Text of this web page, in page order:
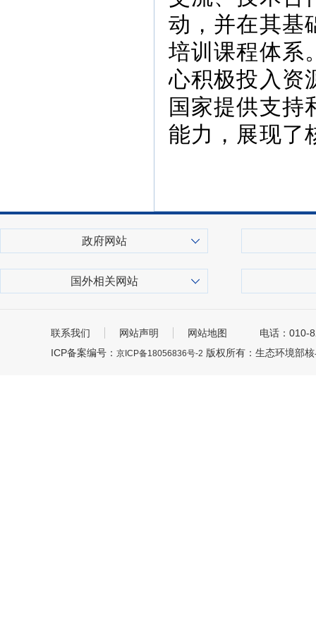
动，并在其基
培训课程体系
心积极投入资
国家提供支持
能力，展现了
政府网站
国外相关网站
联系我们 网站声明 网站地图
电话：010-
ICP备案编号： 京ICP备18056836号-2 版权所有：生态环境部